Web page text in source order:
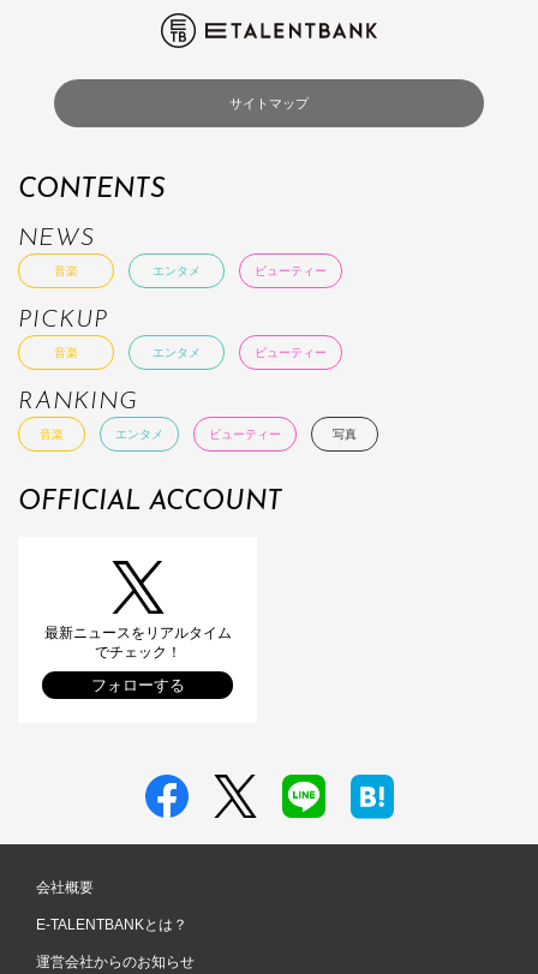
サイトマップ
CONTENTS
NEWS
音楽 エンタメ ビューティー
PICKUP
音楽 エンタメ ビューティー
RANKING
音楽 エンタメ ビューティー 写真
OFFICIAL ACCOUNT
最新ニュースをリアルタイム
でチェック！
フォローする
会社概要
E-TALENTBANKとは？
運営会社からのお知らせ